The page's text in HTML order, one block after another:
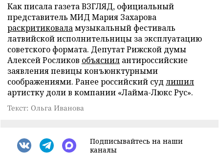
Как писала газета ВЗГЛЯД, официальный
представитель МИД Мария Захарова
раскритиковаламузыкальный фестиваль
латвийской исполнительницы за эксплуатацию
советского формата. Депутат Рижской думы
Алексей Росликов объяснил антироссийские
заявления певицы конъюнктурными
соображениями. Ранее российский суд лишил
артистку доли в компании «Лайма-Люкс Рус».
Текст: Ольга Иванова
Подписывайтесь на наши
каналы